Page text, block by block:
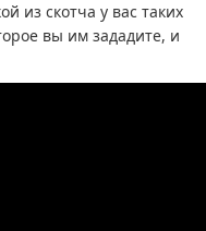
из скотча у вас таких
вы им зададите, и